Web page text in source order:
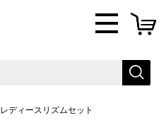
レディースリズムセット